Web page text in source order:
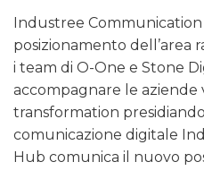
Industree Communication
posizionamento
i team di O-One e Stone
accompagnare le aziende
transformation
comunicazione digitale
Hub comunica il nuovo